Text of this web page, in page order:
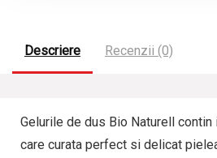
Descriere Recenzii (0)
Gelurile de dus Bio Naturell
care curata perfect si delicat